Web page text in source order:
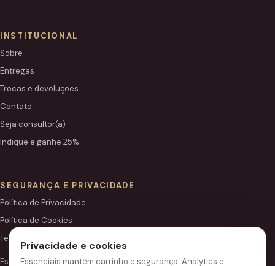
INSTITUCIONAL
Sobre
Entregas
Trocas e devoluções
Contato
Seja consultor(a)
Indique e ganhe 25%
SEGURANÇA E PRIVACIDADE
Política de Privacidade
Política de Cookies
Termos de Uso
Este site é independente e não é o portal institucional oficial
Privacidade e cookies
Essenciais mantêm carrinho e segurança. Analytics e